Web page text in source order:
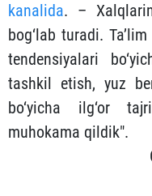
kanalida. –
bog‘lab turadi.
tendensiyalari
tashkil etish, yuz
bo‘yicha ilg‘or
muhokama qildik".